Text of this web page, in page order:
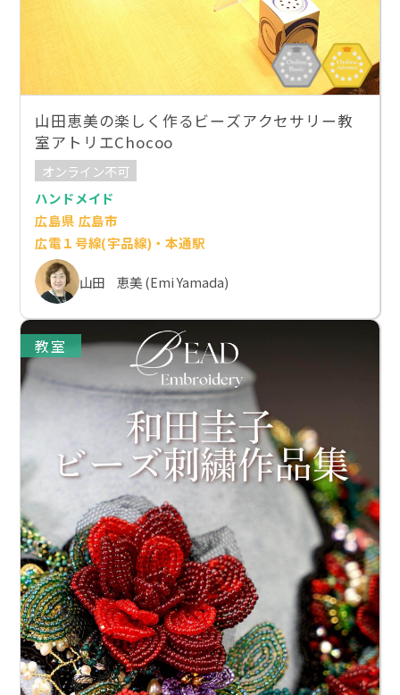
山田恵美の楽しく作るビーズアクセサリー教
室アトリエChocoo
オンライン不可
ハンドメイド
広島県 広島市
広電１号線(宇品線)・本通駅
山田 恵美 (Emi Yamada)
教室